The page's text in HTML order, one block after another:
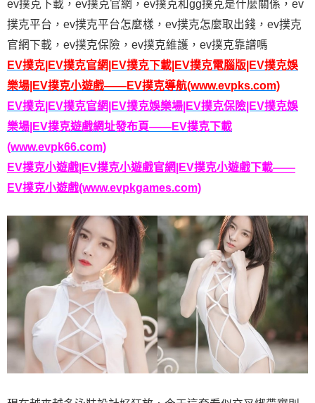
ev撲克下載，ev撲克官網，ev撲克和gg撲克是什麼關係，ev
撲克平台，ev撲克平台怎麼樣，ev撲克怎麼取出錢，ev撲克
官網下載，ev撲克保險，ev撲克維護，ev撲克靠譜嗎
EV撲克|EV撲克官網|EV撲克下載|EV撲克電腦版|EV撲克娛
樂場|EV撲克小遊戲——EV撲克導航(www.evpks.com)
EV撲克|EV撲克官網|EV撲克娛樂場|EV撲克保險|EV撲克娛
樂場|EV撲克遊戲網址發布頁——EV撲克下載
(www.evpk66.com)
EV撲克小遊戲|EV撲克小遊戲官網|EV撲克小遊戲下載——
EV撲克小遊戲(www.evpkgames.com)